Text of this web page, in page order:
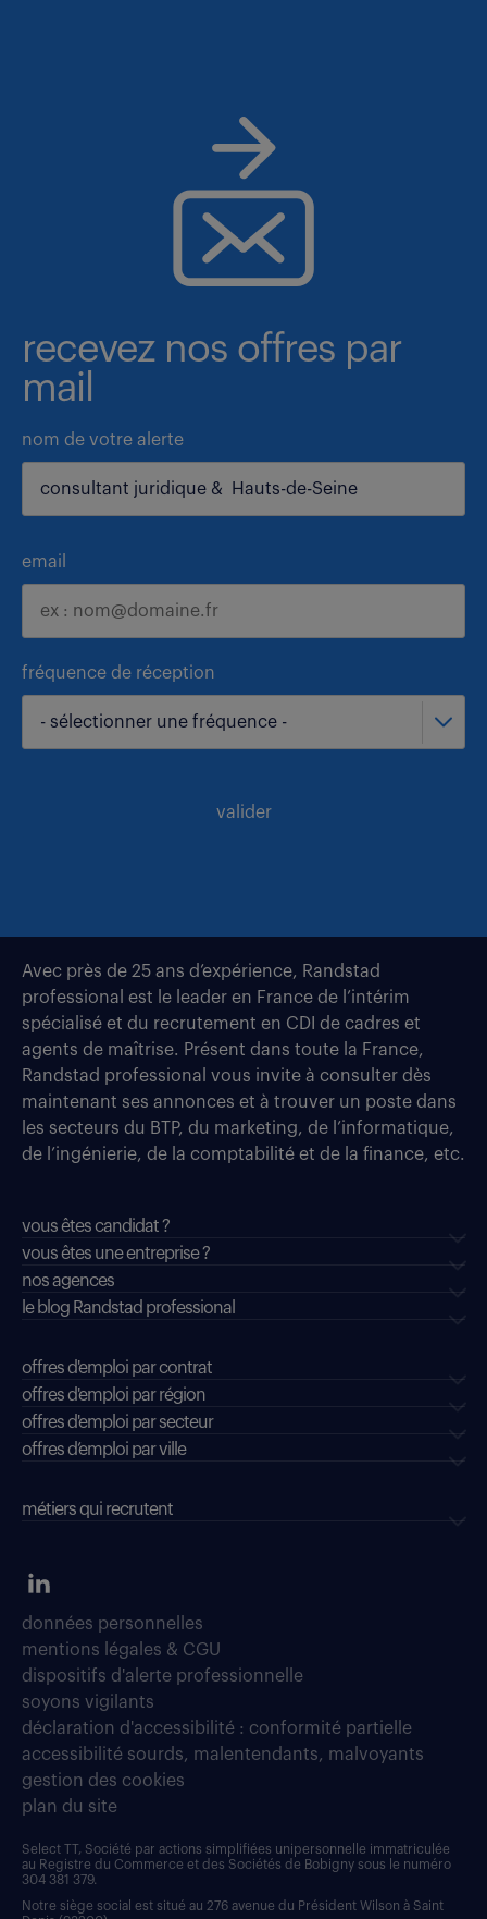
recevez nos offres par
mail
nom de votre alerte
email
fréquence de réception
- sélectionner une fréquence -
valider
Avec près de 25 ans d’expérience, Randstad
professional est le leader en France de l’intérim
spécialisé et du recrutement en CDI de cadres et
agents de maîtrise. Présent dans toute la France,
Randstad professional vous invite à consulter dès
maintenant ses annonces et à trouver un poste dans
les secteurs du BTP, du marketing, de l’informatique,
de l’ingénierie, de la comptabilité et de la finance, etc.
vous êtes candidat ?
vous êtes une entreprise ?
nos agences
le blog Randstad professional
offres d'emploi par contrat
offres d'emploi par région
offres d'emploi par secteur
offres d’emploi par ville
métiers qui recrutent
données personnelles
mentions légales & CGU
dispositifs d'alerte professionnelle
soyons vigilants
déclaration d'accessibilité : conformité partielle
accessibilité sourds, malentendants, malvoyants
gestion des cookies
plan du site
Select TT, Société par actions simplifiées unipersonnelle immatriculée
au Registre du Commerce et des Sociétés de Bobigny sous le numéro
304 381 379.
Notre siège social est situé au 276 avenue du Président Wilson à Saint